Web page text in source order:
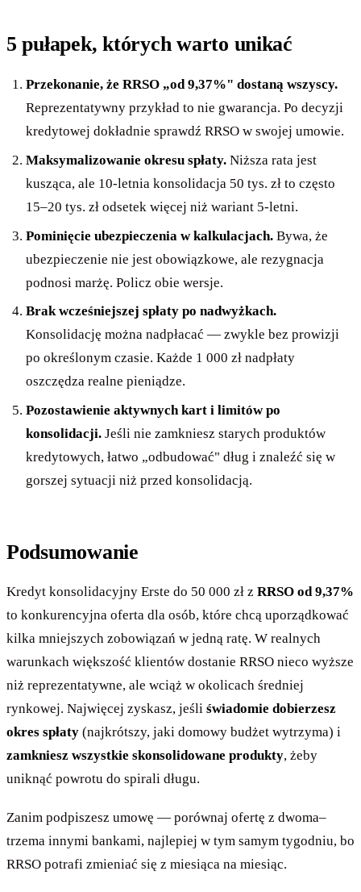
5 pułapek, których warto unikać
Przekonanie, że RRSO „od 9,37%" dostaną wszyscy.
Reprezentatywny przykład to nie gwarancja. Po decyzji
kredytowej dokładnie sprawdź RRSO w swojej umowie.
Maksymalizowanie okresu spłaty. Niższa rata jest
kusząca, ale 10-letnia konsolidacja 50 tys. zł to często
15–20 tys. zł odsetek więcej niż wariant 5-letni.
Pominięcie ubezpieczenia w kalkulacjach. Bywa, że
ubezpieczenie nie jest obowiązkowe, ale rezygnacja
podnosi marżę. Policz obie wersje.
Brak wcześniejszej spłaty po nadwyżkach.
Konsolidację można nadpłacać — zwykle bez prowizji
po określonym czasie. Każde 1 000 zł nadpłaty
oszczędza realne pieniądze.
Pozostawienie aktywnych kart i limitów po
konsolidacji. Jeśli nie zamkniesz starych produktów
kredytowych, łatwo „odbudować" dług i znaleźć się w
gorszej sytuacji niż przed konsolidacją.
Podsumowanie
Kredyt konsolidacyjny Erste do 50 000 zł z RRSO od 9,37%
to konkurencyjna oferta dla osób, które chcą uporządkować
kilka mniejszych zobowiązań w jedną ratę. W realnych
warunkach większość klientów dostanie RRSO nieco wyższe
niż reprezentatywne, ale wciąż w okolicach średniej
rynkowej. Najwięcej zyskasz, jeśli świadomie dobierzesz
okres spłaty (najkrótszy, jaki domowy budżet wytrzyma) i
zamkniesz wszystkie skonsolidowane produkty, żeby
uniknąć powrotu do spirali długu.
Zanim podpiszesz umowę — porównaj ofertę z dwoma–
trzema innymi bankami, najlepiej w tym samym tygodniu, bo
RRSO potrafi zmieniać się z miesiąca na miesiąc.